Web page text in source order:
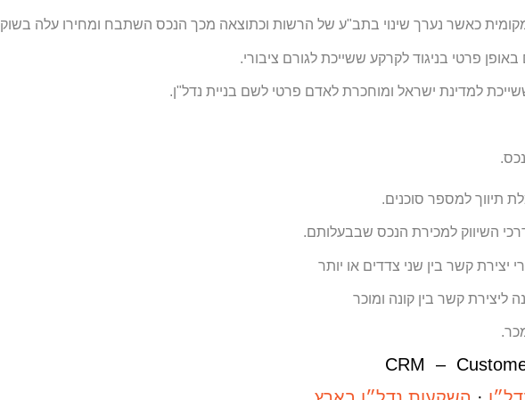
כאשר נערך שינוי בתב"ע של הרשות וכתוצאה מכך הנכס השתבח ומחירו עלה בשוק
פרטי בניגוד לקרקע ששייכת לגורם ציבורי.
למדינת ישראל ומוחכרת לאדם פרטי לשם בניית נדל"ן.
תיווך למספר סוכנים.
השיווק למכירת הנכס שבבעלותם.
יצירת קשר בין שני צדדים או יותר
ליצירת קשר בין קונה ומוכר
CRM –